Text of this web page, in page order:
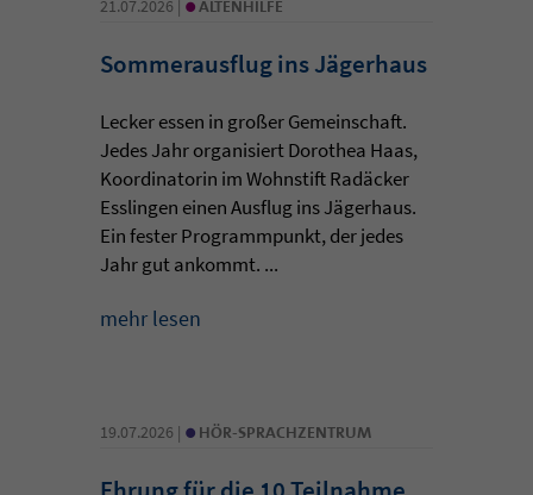
21.07.2026 | ALTENHILFE
Sommerausflug ins Jägerhaus
Lecker essen in großer Gemeinschaft.
Jedes Jahr organisiert Dorothea Haas,
Koordinatorin im Wohnstift Radäcker
Esslingen einen Ausflug ins Jägerhaus.
Ein fester Programmpunkt, der jedes
Jahr gut ankommt. ...
mehr lesen
19.07.2026 | • HÖR-SPRACHZENTRUM